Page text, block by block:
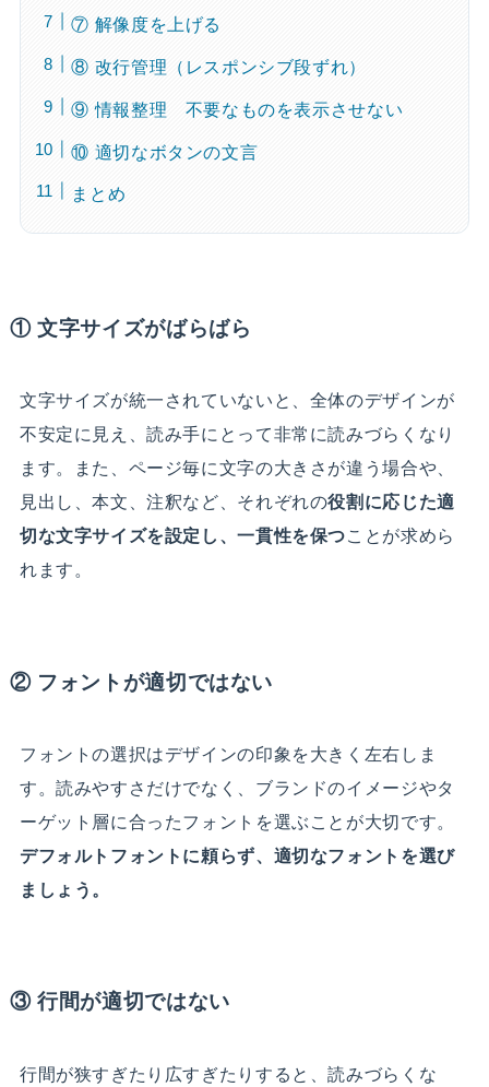
⑦ 解像度を上げる
⑧ 改行管理（レスポンシブ段ずれ）
⑨ 情報整理 不要なものを表示させない
⑩ 適切なボタンの文言
まとめ
① 文字サイズがばらばら
文字サイズが統一されていないと、全体のデザインが
不安定に見え、読み手にとって非常に読みづらくなり
ます。また、ページ毎に文字の大きさが違う場合や、
見出し、本文、注釈など、それぞれの役割に応じた適
切な文字サイズを設定し、一貫性を保つことが求めら
れます。
② フォントが適切ではない
フォントの選択はデザインの印象を大きく左右しま
す。読みやすさだけでなく、ブランドのイメージやタ
ーゲット層に合ったフォントを選ぶことが大切です。
デフォルトフォントに頼らず、適切なフォントを選び
ましょう。
③ 行間が適切ではない
行間が狭すぎたり広すぎたりすると、読みづらくな